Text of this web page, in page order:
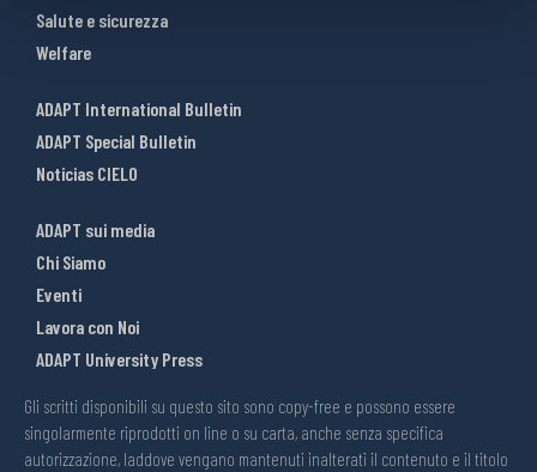
Salute e sicurezza
Welfare
ADAPT International Bulletin
ADAPT Special Bulletin
Noticias CIELO
ADAPT sui media
Chi Siamo
Eventi
Lavora con Noi
ADAPT University Press
Gli scritti disponibili su questo sito sono copy-free e possono essere
singolarmente riprodotti on line o su carta, anche senza specifica
autorizzazione, laddove vengano mantenuti inalterati il contenuto e il titolo